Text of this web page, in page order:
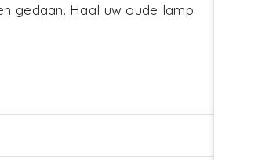
gedaan. Haal uw oude lamp